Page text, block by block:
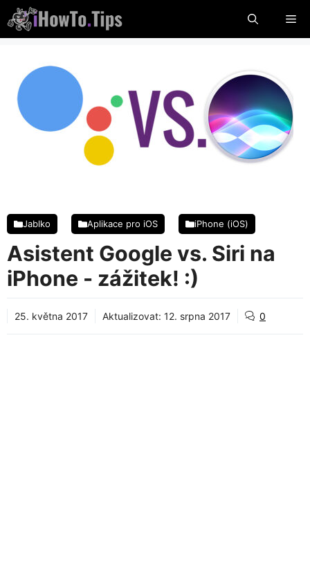
Přejít
na
obsah
Jablko Aplikace pro iOS iPhone (iOS)
Asistent Google vs. Siri na
iPhone - zážitek! :)
25. května 2017 Aktualizovat: 12. srpna 2017 0